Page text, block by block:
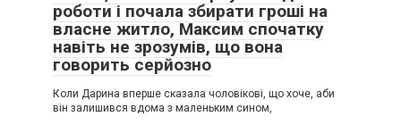
роботи і почала збирати гроші на
власне житло, Максим спочатку
навіть не зрозумів, що вона
говорить серйозно
Коли Дарина вперше сказала чоловікові, що хоче, аби
він залишився вдома з маленьким сином,